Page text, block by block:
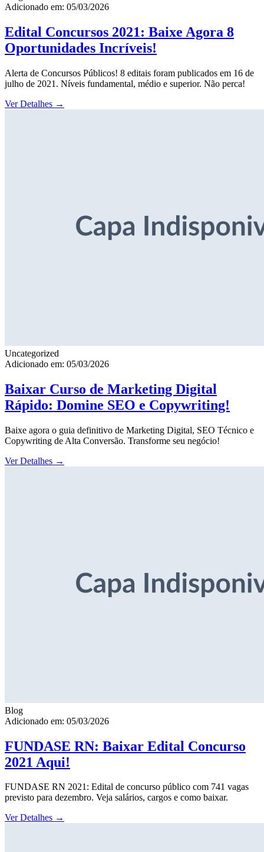
Adicionado em: 05/03/2026
Edital Concursos 2021: Baixe Agora 8
Oportunidades Incríveis!
Alerta de Concursos Públicos! 8 editais foram publicados em 16 de
julho de 2021. Níveis fundamental, médio e superior. Não perca!
Ver Detalhes →
Uncategorized
Adicionado em: 05/03/2026
Baixar Curso de Marketing Digital
Rápido: Domine SEO e Copywriting!
Baixe agora o guia definitivo de Marketing Digital, SEO Técnico e
Copywriting de Alta Conversão. Transforme seu negócio!
Ver Detalhes →
Blog
Adicionado em: 05/03/2026
FUNDASE RN: Baixar Edital Concurso
2021 Aqui!
FUNDASE RN 2021: Edital de concurso público com 741 vagas
previsto para dezembro. Veja salários, cargos e como baixar.
Ver Detalhes →